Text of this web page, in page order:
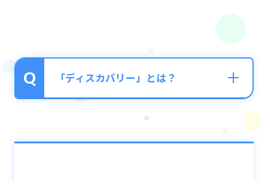
「ディスカバリー」とは？
ユニットを探索に出発させることで、報酬や